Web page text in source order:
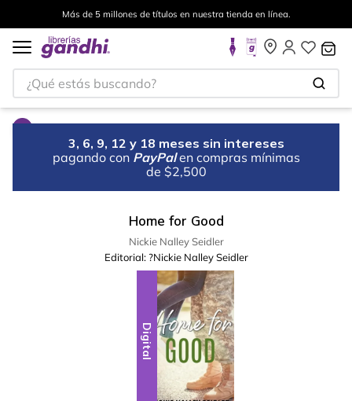
Más de 5 millones de títulos en nuestra tienda en línea.
¿Qué estás buscando?
3, 6, 9, 12 y 18 meses sin intereses
pagando con PayPal en compras mínimas
de $2,500
Home for Good
Nickie Nalley Seidler
Editorial: ?Nickie Nalley Seidler
Digital